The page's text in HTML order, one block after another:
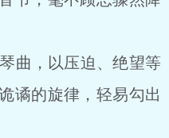
，以压迫、绝望等
谲的旋律，轻易勾出